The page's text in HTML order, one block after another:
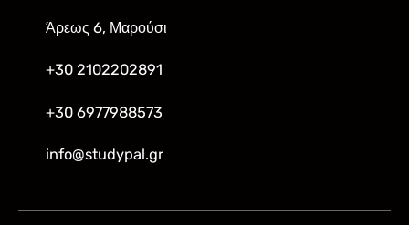
Άρεως 6, Μαρούσι
+30 2102202891
+30 6977988573
info@studypal.gr